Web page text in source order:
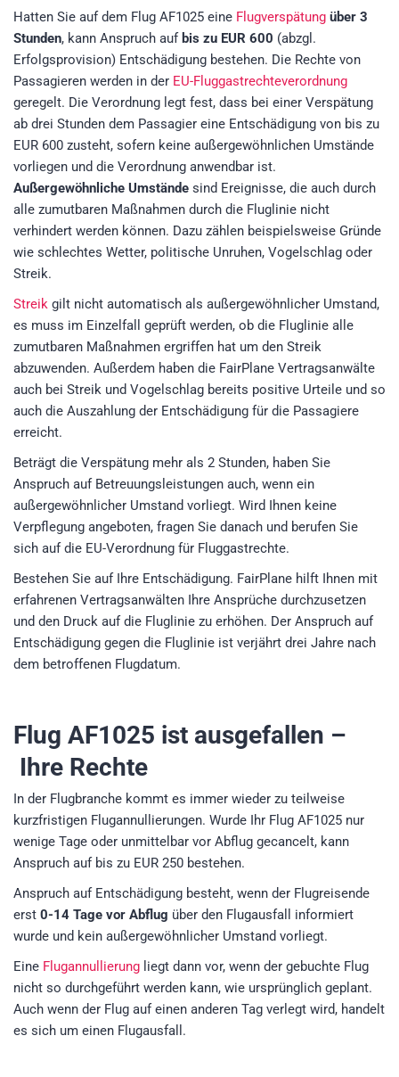
Hatten Sie auf dem Flug AF1025 eine Flugverspätung über 3
Stunden, kann Anspruch auf bis zu EUR 600 (abzgl.
Erfolgsprovision) Entschädigung bestehen. Die Rechte von
Passagieren werden in der EU-Fluggastrechteverordnung
geregelt. Die Verordnung legt fest, dass bei einer Verspätung
ab drei Stunden dem Passagier eine Entschädigung von bis zu
EUR 600 zusteht, sofern keine außergewöhnlichen Umstände
vorliegen und die Verordnung anwendbar ist.
Außergewöhnliche Umstände sind Ereignisse, die auch durch
alle zumutbaren Maßnahmen durch die Fluglinie nicht
verhindert werden können. Dazu zählen beispielsweise Gründe
wie schlechtes Wetter, politische Unruhen, Vogelschlag oder
Streik.
Streik gilt nicht automatisch als außergewöhnlicher Umstand,
es muss im Einzelfall geprüft werden, ob die Fluglinie alle
zumutbaren Maßnahmen ergriffen hat um den Streik
abzuwenden. Außerdem haben die FairPlane Vertragsanwälte
auch bei Streik und Vogelschlag bereits positive Urteile und so
auch die Auszahlung der Entschädigung für die Passagiere
erreicht.
Beträgt die Verspätung mehr als 2 Stunden, haben Sie
Anspruch auf Betreuungsleistungen auch, wenn ein
außergewöhnlicher Umstand vorliegt. Wird Ihnen keine
Verpflegung angeboten, fragen Sie danach und berufen Sie
sich auf die EU-Verordnung für Fluggastrechte.
Bestehen Sie auf Ihre Entschädigung. FairPlane hilft Ihnen mit
erfahrenen Vertragsanwälten Ihre Ansprüche durchzusetzen
und den Druck auf die Fluglinie zu erhöhen. Der Anspruch auf
Entschädigung gegen die Fluglinie ist verjährt drei Jahre nach
dem betroffenen Flugdatum.
Flug AF1025 ist ausgefallen –
Ihre Rechte
In der Flugbranche kommt es immer wieder zu teilweise
kurzfristigen Flugannullierungen. Wurde Ihr Flug AF1025 nur
wenige Tage oder unmittelbar vor Abflug gecancelt, kann
Anspruch auf bis zu EUR 250 bestehen.
Anspruch auf Entschädigung besteht, wenn der Flugreisende
erst 0-14 Tage vor Abflug über den Flugausfall informiert
wurde und kein außergewöhnlicher Umstand vorliegt.
Eine Flugannullierung liegt dann vor, wenn der gebuchte Flug
nicht so durchgeführt werden kann, wie ursprünglich geplant.
Auch wenn der Flug auf einen anderen Tag verlegt wird, handelt
es sich um einen Flugausfall.